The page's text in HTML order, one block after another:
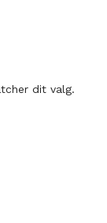
dit valg.